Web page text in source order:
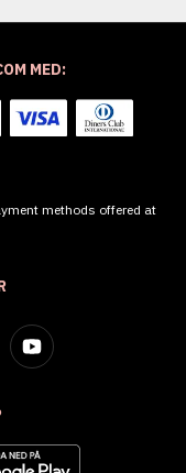
MED:
methods offered at